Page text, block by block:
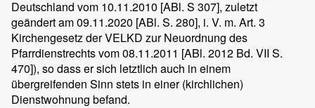
Deutschland vom 10.11.2010 [ABl. S 307], zuletzt
geändert am 09.11.2020 [ABl. S. 280], i. V. m. Art. 3
Kirchengesetz der VELKD zur Neuordnung des
Pfarrdienstrechts vom 08.11.2011 [ABl. 2012 Bd. VII S.
470]), so dass er sich letztlich auch in einem
übergreifenden Sinn stets in einer (kirchlichen)
Dienstwohnung befand.